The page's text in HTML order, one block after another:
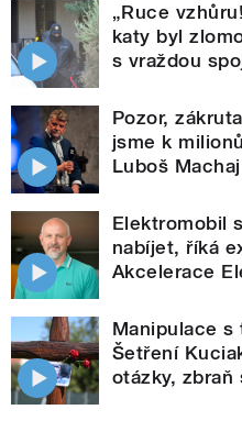
„Ruce
katy byl
s vraždou
Pozor,
jsme k
Luboš Machaj
Elektromobil
nabíjet, říká
Akcelerace
Manipulace s
Šetření
otázky, zbraň